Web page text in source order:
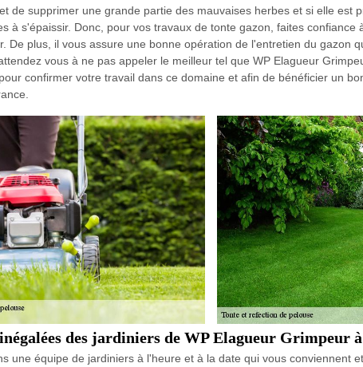
de supprimer une grande partie des mauvaises herbes et si elle est
à s'épaissir. Donc, pour vos travaux de tonte gazon, faites confiance
De plus, il vous assure une bonne opération de l'entretien du gazon
vous à ne pas appeler le meilleur tel que WP Elagueur
confirmer votre travail dans ce domaine et afin de bénéficier un
des jardiniers de WP Elagueur Grimpeur
une équipe de jardiniers à l'heure et à la date qui vous conviennent